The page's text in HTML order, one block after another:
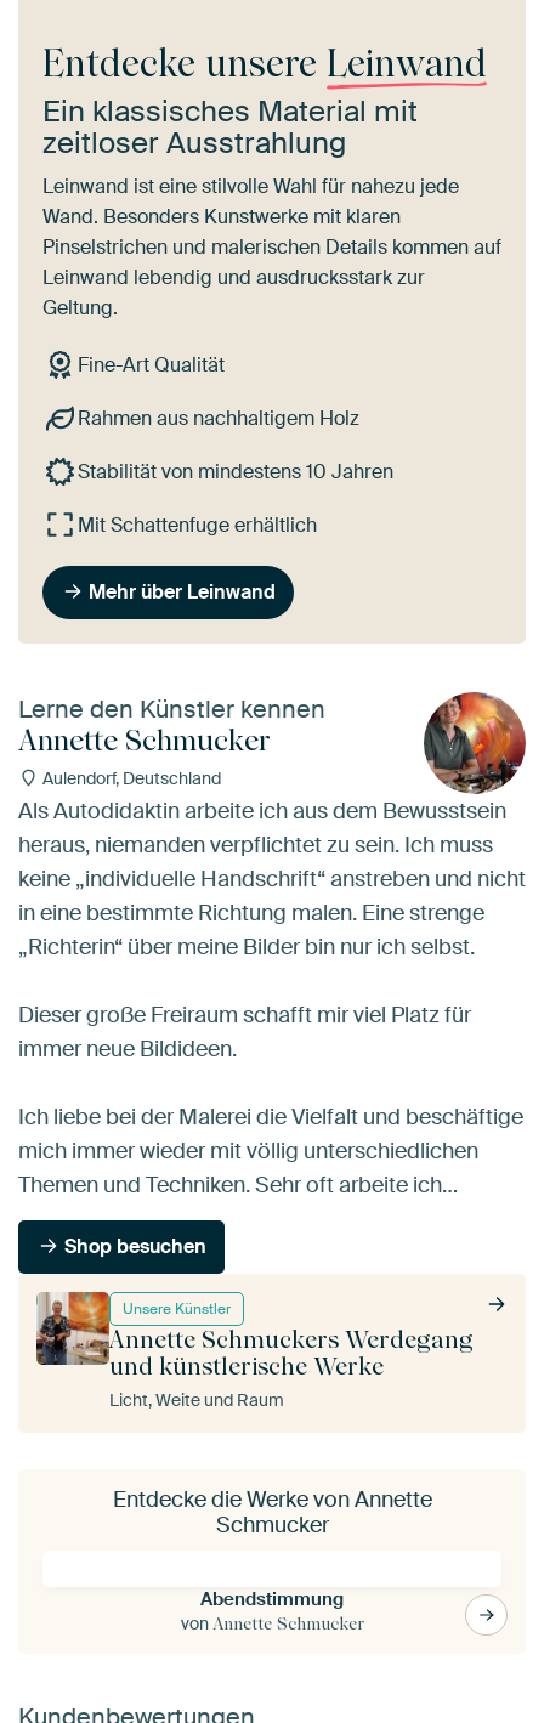
Entdecke unsere Leinwand
Ein klassisches Material mit
zeitloser Ausstrahlung
Leinwand ist eine stilvolle Wahl für nahezu jede
Wand. Besonders Kunstwerke mit klaren
Pinselstrichen und malerischen Details kommen auf
Leinwand lebendig und ausdrucksstark zur
Geltung.
Fine-Art Qualität
Rahmen aus nachhaltigem Holz
Stabilität von mindestens 10 Jahren
Mit Schattenfuge erhältlich
Mehr über Leinwand
Lerne den Künstler kennen
Annette Schmucker
Aulendorf, Deutschland
Unsere Künstler
Annette Schmuckers Werdegang
und künstlerische Werke
Licht, Weite und Raum
Als Autodidaktin arbeite ich aus dem Bewusstsein
heraus, niemanden verpflichtet zu sein. Ich muss
keine „individuelle Handschrift“ anstreben und nicht
in eine bestimmte Richtung malen. Eine strenge
„Richterin“ über meine Bilder bin nur ich selbst.
Dieser große Freiraum schafft mir viel Platz für
immer neue Bildideen.
Ich liebe bei der Malerei die Vielfalt und beschäftige
mich immer wieder mit völlig unterschiedlichen
Themen und Techniken. Sehr oft arbeite ich…
Shop besuchen
Entdecke die Werke von Annette
Schmucker
Abendstimmung
vonAnnette Schmucker